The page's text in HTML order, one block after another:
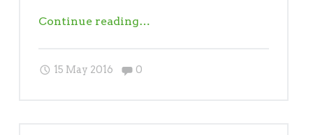
Continue reading"Hoy,
familia
…
15 May 2016 Comments:
0